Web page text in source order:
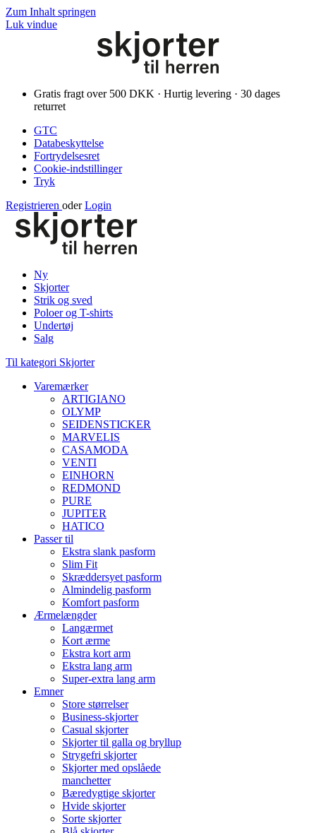
Zum Inhalt springen
Luk vindue
Gratis fragt over 500 DKK · Hurtig levering · 30 dages
returret
GTC
Databeskyttelse
Fortrydelsesret
Cookie-indstillinger
Tryk
Registrieren oder Login
Ny
Skjorter
Strik og sved
Poloer og T-shirts
Undertøj
Salg
Til kategori Skjorter
Varemærker
ARTIGIANO
OLYMP
SEIDENSTICKER
MARVELIS
CASAMODA
VENTI
EINHORN
REDMOND
PURE
JUPITER
HATICO
Passer til
Ekstra slank pasform
Slim Fit
Skræddersyet pasform
Almindelig pasform
Komfort pasform
Ærmelængder
Langærmet
Kort ærme
Ekstra kort arm
Ekstra lang arm
Super-extra lang arm
Emner
Store størrelser
Business-skjorter
Casual skjorter
Skjorter til galla og bryllup
Strygefri skjorter
Skjorter med opslåede
manchetter
Bæredygtige skjorter
Hvide skjorter
Sorte skjorter